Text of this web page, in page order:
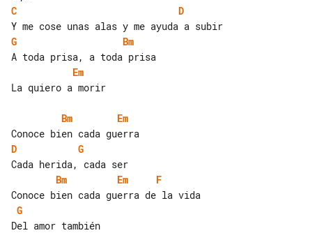
C
D
G
Bm
Em
La quiero a morir
Bm
Em
D
G
Bm
Em
F
G
Del amor también